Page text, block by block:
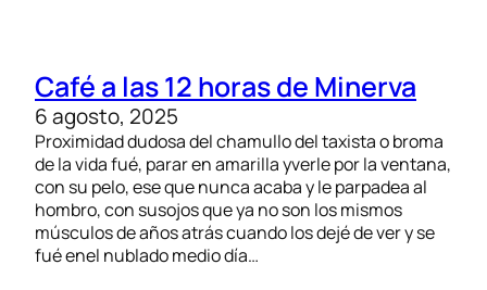
Café a las 12 horas de Minerva
6 agosto, 2025
Proximidad dudosa del chamullo del taxista o broma
de la vida fué, parar en amarilla yverle por la ventana,
con su pelo, ese que nunca acaba y le parpadea al
hombro, con susojos que ya no son los mismos
músculos de años atrás cuando los dejé de ver y se
fué enel nublado medio día…